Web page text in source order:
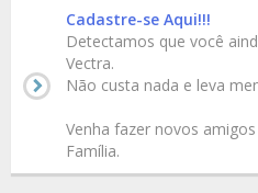
Cadastre-se Aqui!!!
Detectamos que você
Vectra.
Não custa nada e leva
Venha fazer novos
Família.